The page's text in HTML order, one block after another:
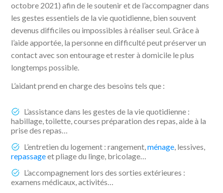
octobre 2021) afin de le soutenir et de l’accompagner dans
les gestes essentiels de la vie quotidienne, bien souvent
devenus difficiles ou impossibles à réaliser seul. Grâce à
l’aide apportée, la personne en difficulté peut préserver un
contact avec son entourage et rester à domicile le plus
longtemps possible.
L’aidant prend en charge des besoins tels que :
L’assistance dans les gestes de la vie quotidienne :
habillage, toilette, courses préparation des repas, aide à la
prise des repas…
L’entretien du logement : rangement,ménage, lessives,
repassageet pliage du linge, bricolage…
L’accompagnement lors des sorties extérieures :
examens médicaux, activités…